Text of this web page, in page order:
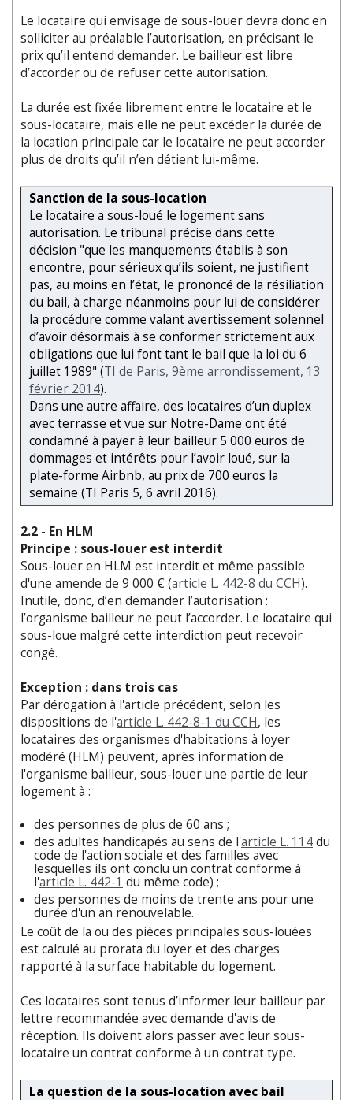
Le locataire qui envisage de sous-louer devra donc en
solliciter au préalable l’autorisation, en précisant le
prix qu’il entend demander. Le bailleur est libre
d’accorder ou de refuser cette autorisation.
La durée est fixée librement entre le locataire et le
sous-locataire, mais elle ne peut excéder la durée de
la location principale car le locataire ne peut accorder
plus de droits qu’il n’en détient lui-même.
Sanction de la sous-location
Le locataire a sous-loué le logement sans
autorisation. Le tribunal précise dans cette
décision "que les manquements établis à son
encontre, pour sérieux qu’ils soient, ne justifient
pas, au moins en l’état, le prononcé de la résiliation
du bail, à charge néanmoins pour lui de considérer
la procédure comme valant avertissement solennel
d’avoir désormais à se conformer strictement aux
obligations que lui font tant le bail que la loi du 6
juillet 1989" (TI de Paris, 9ème arrondissement, 13
février 2014).
Dans une autre affaire, des locataires d’un duplex
avec terrasse et vue sur Notre-Dame ont été
condamné à payer à leur bailleur 5 000 euros de
dommages et intérêts pour l’avoir loué, sur la
plate-forme Airbnb, au prix de 700 euros la
semaine (TI Paris 5, 6 avril 2016).
2.2 - En HLM
Principe : sous-louer est interdit
Sous-louer en HLM est interdit et même passible
d'une amende de 9 000 € (article L. 442-8 du CCH).
Inutile, donc, d’en demander l’autorisation :
l’organisme bailleur ne peut l’accorder. Le locataire qui
sous-loue malgré cette interdiction peut recevoir
congé.
Exception : dans trois cas
Par dérogation à l'article précédent, selon les
dispositions de l'article L. 442-8-1 du CCH, les
locataires des organismes d'habitations à loyer
modéré (HLM) peuvent, après information de
l'organisme bailleur, sous-louer une partie de leur
logement à :
des personnes de plus de 60 ans ;
des adultes handicapés au sens de l'article L. 114du
code de l'action sociale et des familles avec
lesquelles ils ont conclu un contrat conforme à
l'article L. 442-1 du même code) ;
des personnes de moins de trente ans pour une
durée d'un an renouvelable.
Le coût de la ou des pièces principales sous-louées
est calculé au prorata du loyer et des charges
rapporté à la surface habitable du logement.
Ces locataires sont tenus d’informer leur bailleur par
lettre recommandée avec demande d'avis de
réception. Ils doivent alors passer avec leur sous-
locataire un contrat conforme à un contrat type.
La question de la sous-location avec bail